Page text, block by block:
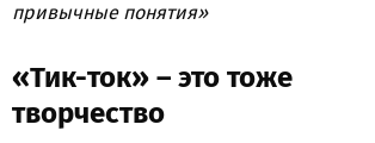
привычные понятия»
«Тик-ток» – это тоже
творчество